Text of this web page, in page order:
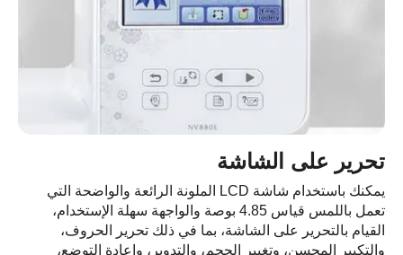
تحرير على الشاشة
يمكنك باستخدام شاشة LCD الملونة الرائعة والواضحة التي
تعمل باللمس قياس 4.85 بوصة والواجهة سهلة الإستخدام،
القيام بالتحرير على الشاشة، بما في ذلك تحرير الحروف،
والتكبير المحسن، وتغيير الحجم، والتدوير، وإعادة التوضع،